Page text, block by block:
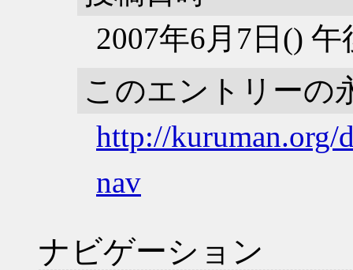
2007年6月7日()
このエントリーの
http://kuruman.org/
nav
ナビゲーション